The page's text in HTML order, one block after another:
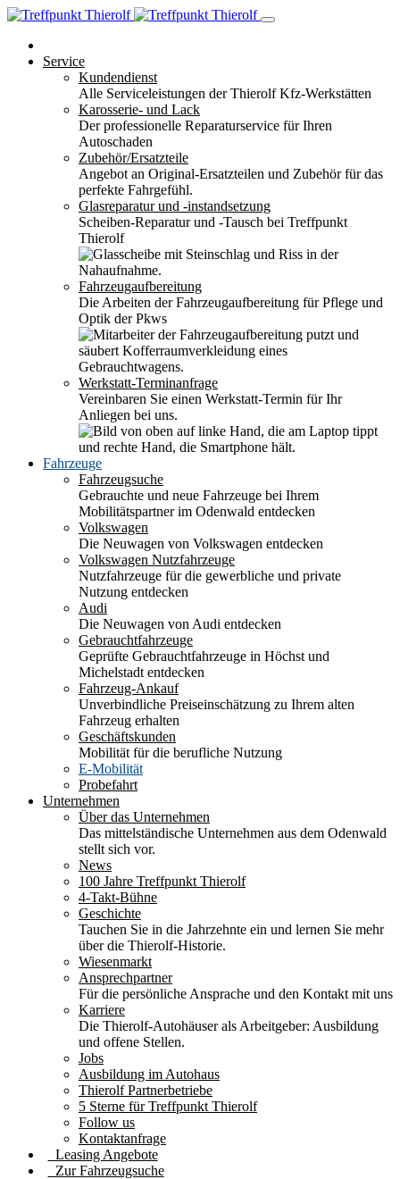
Service
Kundendienst
Alle Serviceleistungen der Thierolf Kfz-Werkstätten
Karosserie- und Lack
Der professionelle Reparaturservice für Ihren
Autoschaden
Zubehör/Ersatzteile
Angebot an Original-Ersatzteilen und Zubehör für das
perfekte Fahrgefühl.
Glasreparatur und -instandsetzung
Scheiben-Reparatur und -Tausch bei Treffpunkt
Thierolf
Fahrzeugaufbereitung
Die Arbeiten der Fahrzeugaufbereitung für Pflege und
Optik der Pkws
Werkstatt-Terminanfrage
Vereinbaren Sie einen Werkstatt-Termin für Ihr
Anliegen bei uns.
Fahrzeuge
Fahrzeugsuche
Gebrauchte und neue Fahrzeuge bei Ihrem
Mobilitätspartner im Odenwald entdecken
Volkswagen
Die Neuwagen von Volkswagen entdecken
Volkswagen Nutzfahrzeuge
Nutzfahrzeuge für die gewerbliche und private
Nutzung entdecken
Audi
Die Neuwagen von Audi entdecken
Gebrauchtfahrzeuge
Geprüfte Gebrauchtfahrzeuge in Höchst und
Michelstadt entdecken
Fahrzeug-Ankauf
Unverbindliche Preiseinschätzung zu Ihrem alten
Fahrzeug erhalten
Geschäftskunden
Mobilität für die berufliche Nutzung
E-Mobilität
Probefahrt
Unternehmen
Über das Unternehmen
Das mittelständische Unternehmen aus dem Odenwald
stellt sich vor.
News
100 Jahre Treffpunkt Thierolf
4-Takt-Bühne
Geschichte
Tauchen Sie in die Jahrzehnte ein und lernen Sie mehr
über die Thierolf-Historie.
Wiesenmarkt
Ansprechpartner
Für die persönliche Ansprache und den Kontakt mit uns
Karriere
Die Thierolf-Autohäuser als Arbeitgeber: Ausbildung
und offene Stellen.
Jobs
Ausbildung im Autohaus
Thierolf Partnerbetriebe
5 Sterne für Treffpunkt Thierolf
Follow us
Kontaktanfrage
Leasing Angebote
Zur Fahrzeugsuche